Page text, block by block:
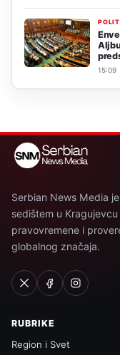
15:09
Serbian News Media
sedištem u
pravovremene i
globalnog značaja.
RUBRIKE
Region i Svet